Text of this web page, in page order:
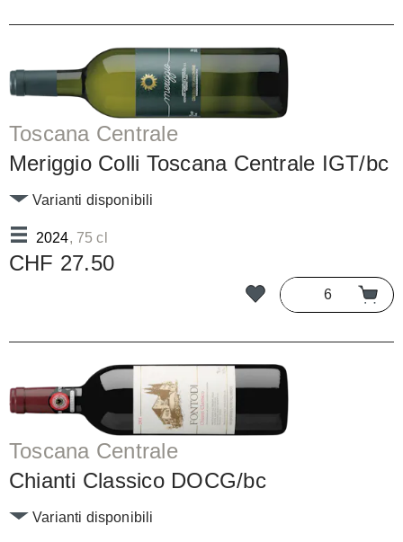
Toscana Centrale
Meriggio Colli Toscana Centrale IGT/bc
2024, 75 cl
Varianti disponibili
CHF 27.50
Toscana Centrale
Chianti Classico DOCG/bc
Varianti disponibili